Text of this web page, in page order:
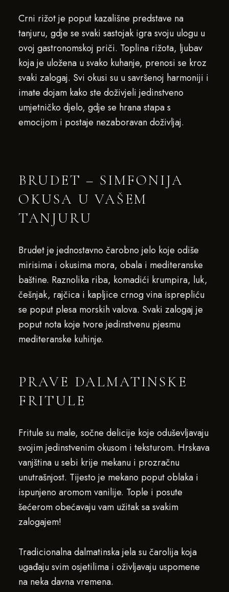
Crni rižot je poput kazališne predstave na
tanjuru, gdje se svaki sastojak igra svoju ulogu u
ovoj gastronomskoj priči. Toplina rižota, ljubav
koja je uložena u svako kuhanje, prenosi se kroz
svaki zalogaj. Svi okusi su u savršenoj harmoniji i
imate dojam kako ste doživjeli jedinstveno
umjetničko djelo, gdje se hrana stapa s
emocijom i postaje nezaboravan doživljaj.
BRUDET – SIMFONIJA
OKUSA U VAŠEM
TANJURU
Brudet je jednostavno čarobno jelo koje odiše
mirisima i okusima mora, obala i mediteranske
baštine. Raznolika riba, komadići krumpira, luk,
češnjak, rajčica i kapljice crnog vina isprepliću
se poput plesa morskih valova. Svaki zalogaj je
poput nota koje tvore jedinstvenu pjesmu
mediteranske kuhinje.
PRAVE DALMATINSKE
FRITULE
Fritule su male, sočne delicije koje oduševljavaju
svojim jedinstvenim okusom i teksturom. Hrskava
vanjština u sebi krije mekanu i prozračnu
unutrašnjost. Tijesto je mekano poput oblaka i
ispunjeno aromom vanilije. Tople i posute
šećerom obećavaju vam užitak sa svakim
zalogajem!
Tradicionalna dalmatinska jela su čarolija koja
ugađaju svim osjetilima i oživljavaju uspomene
na neka davna vremena.